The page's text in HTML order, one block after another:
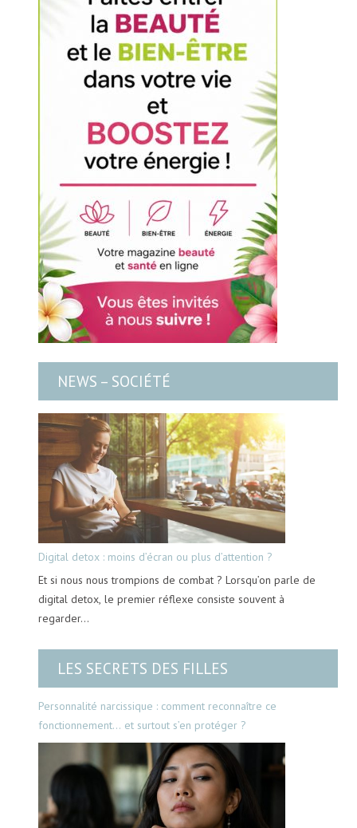
NEWS – SOCIÉTÉ
Digital detox : moins d’écran ou plus d’attention ?
Et si nous nous trompions de combat ? Lorsqu’on parle de
digital detox, le premier réflexe consiste souvent à
regarder…
LES SECRETS DES FILLES
Personnalité narcissique : comment reconnaître ce
fonctionnement… et surtout s’en protéger ?